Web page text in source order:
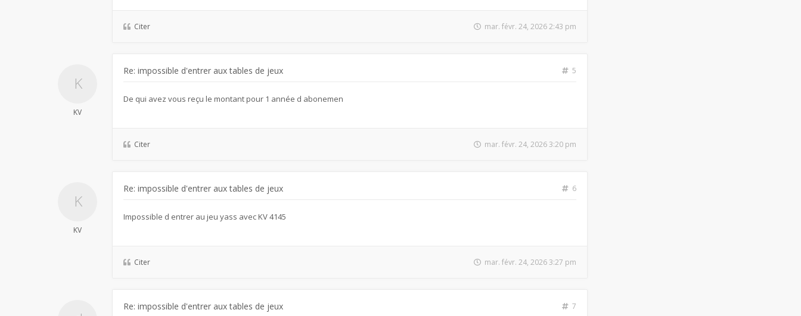
Citer mar. févr. 24, 2026 2:43 pm
KV
Re: impossible d'entrer aux tables de jeux 5
De qui avez vous reçu le montant pour 1 année d abonemen
Citer mar. févr. 24, 2026 3:20 pm
KV
Re: impossible d'entrer aux tables de jeux 6
Impossible d entrer au jeu yass avec KV 4145
Citer mar. févr. 24, 2026 3:27 pm
Re: impossible d'entrer aux tables de jeux 7